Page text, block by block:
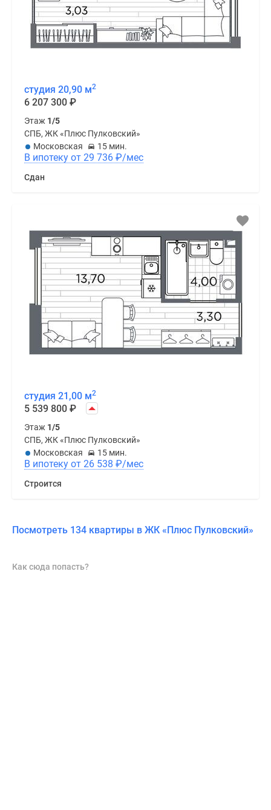
студия 20,90 м2
6 207 300 ₽
Этаж 1/5
СПБ, ЖК «Плюс Пулковский»
Московская
15 мин.
В ипотеку от 29 736 ₽/мес
Сдан
студия 21,00 м2
5 539 800 ₽
Этаж 1/5
СПБ, ЖК «Плюс Пулковский»
Московская
15 мин.
В ипотеку от 26 538 ₽/мес
Строится
Посмотреть 134 квартиры в ЖК «Плюс Пулковский»
Как сюда попасть?